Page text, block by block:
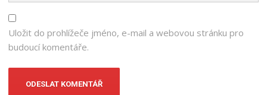
Uložit do prohlížeče jméno, e-mail a webovou stránku pro
budoucí komentáře.